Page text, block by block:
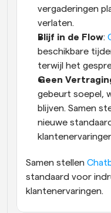
Dynamische
Boek naadloos
Webhooks
Ontvang een
vergaderingen
verlaten.
Blijf in de Flow:
beschikbare
terwijl het
Geen
gebeurt soepel,
blijven. Samen
nieuwe
Samen stellen
standaard voor
klantenervaringen.